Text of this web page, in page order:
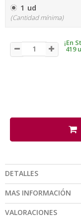
1 ud
(Cantidad mínima)
¡En
419
DETALLES
MAS INFORMACIÓN
VALORACIONES